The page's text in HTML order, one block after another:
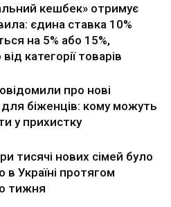
кешбек» отримує
єдина ставка 10%
на 5% або 15%,
категорії товарів
про нові
біженців: кому можуть
у прихистку
тисячі нових сімей було
в Україні протягом
тижня